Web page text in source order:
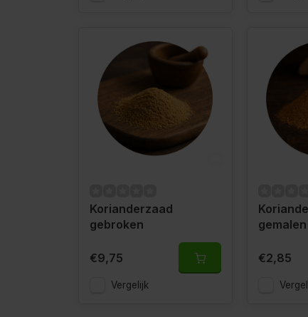
Korianderzaad
gebroken
€9,75
Vergelijk
gemalen
€2,85